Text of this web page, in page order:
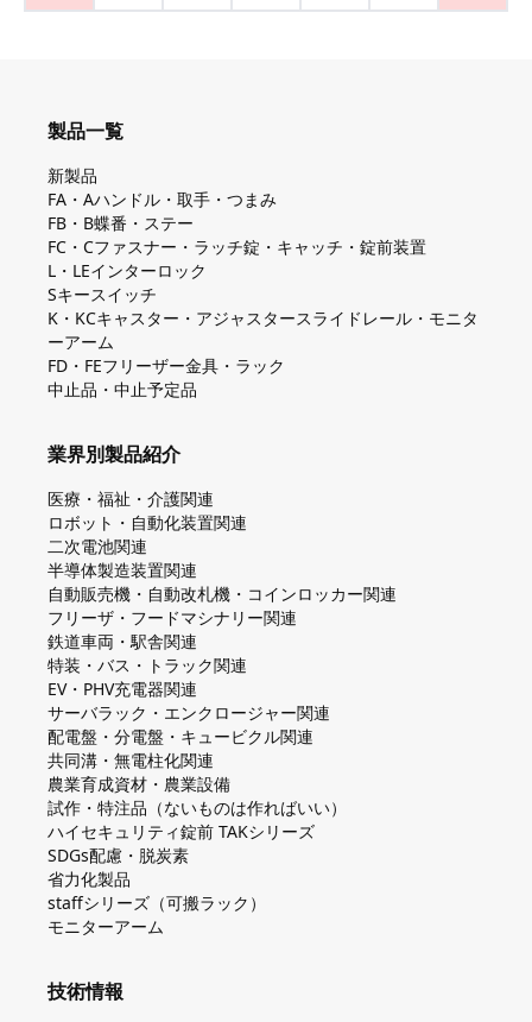
製品一覧
新製品
FA・Aハンドル・取手・つまみ
FB・B蝶番・ステー
FC・Cファスナー・ラッチ錠・キャッチ・錠前装置
L・LEインターロック
Sキースイッチ
K・KCキャスター・アジャスタースライドレール・モニタ
ーアーム
FD・FEフリーザー金具・ラック
中止品・中止予定品
業界別製品紹介
医療・福祉・介護関連
ロボット・自動化装置関連
二次電池関連
半導体製造装置関連
自動販売機・自動改札機・コインロッカー関連
フリーザ・フードマシナリー関連
鉄道車両・駅舎関連
特装・バス・トラック関連
EV・PHV充電器関連
サーバラック・エンクロージャー関連
配電盤・分電盤・キュービクル関連
共同溝・無電柱化関連
農業育成資材・農業設備
試作・特注品（ないものは作ればいい）
ハイセキュリティ錠前 TAKシリーズ
SDGs配慮・脱炭素
省力化製品
staffシリーズ（可搬ラック）
モニターアーム
技術情報